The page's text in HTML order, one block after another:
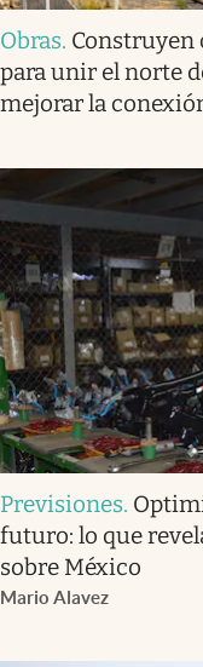
Obras. Construyen
para unir el norte
mejorar la
Previsiones.
futuro: lo que
sobre México
Mario Alavez